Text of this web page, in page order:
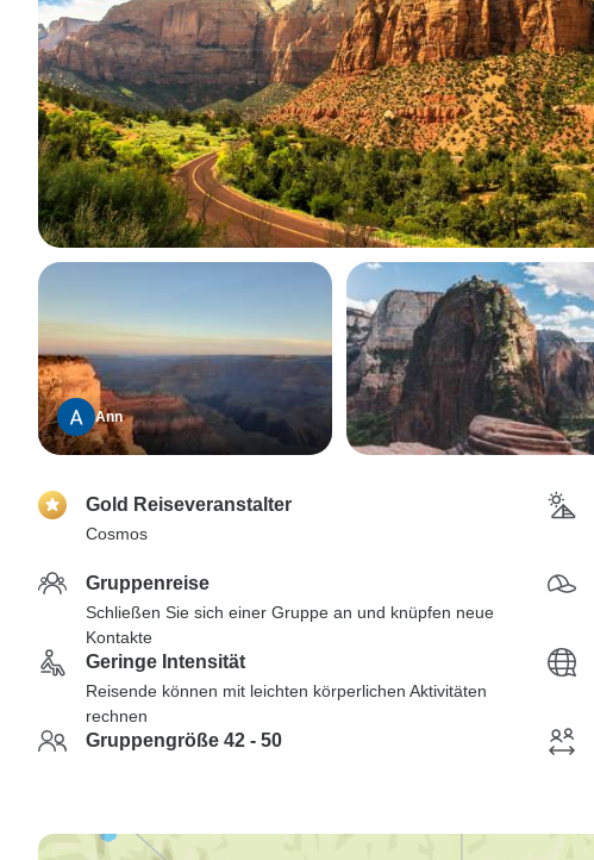
Ann
Gold Reiseveranstalter
Cosmos
Gruppenreise
Schließen Sie sich einer Gruppe an und knüpfen neue
Kontakte
Geringe Intensität
Reisende können mit leichten körperlichen Aktivitäten
rechnen
Gruppengröße 42 - 50